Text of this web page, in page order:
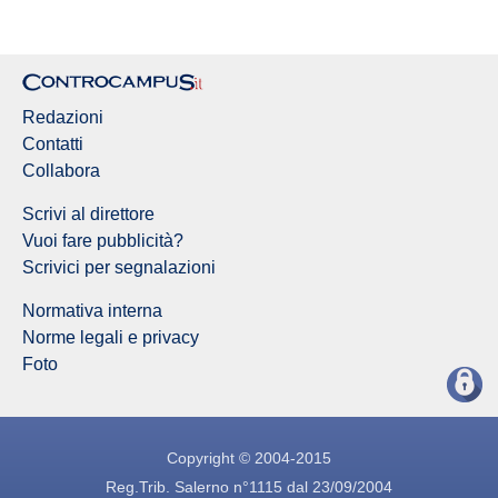
Redazioni
Contatti
Collabora
Scrivi al direttore
Vuoi fare pubblicità?
Scrivici per segnalazioni
Normativa interna
Norme legali e privacy
Foto
Copyright © 2004-2015
Reg.Trib. Salerno n°1115 dal 23/09/2004